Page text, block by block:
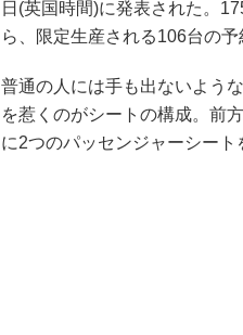
日(英国時間)に発表された。
ら、限定生産される106台の予
普通の人には手も出ないよう
を惹くのがシートの構成。前
に2つのパッセンジャーシート